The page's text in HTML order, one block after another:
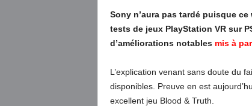
Sony n’aura pas tardé puisque
tests de jeux PlayStation VR sur
d’améliorations notables mis à
L’explication venant sans doute du
disponibles. Preuve en est
excellent jeu Blood & Truth.